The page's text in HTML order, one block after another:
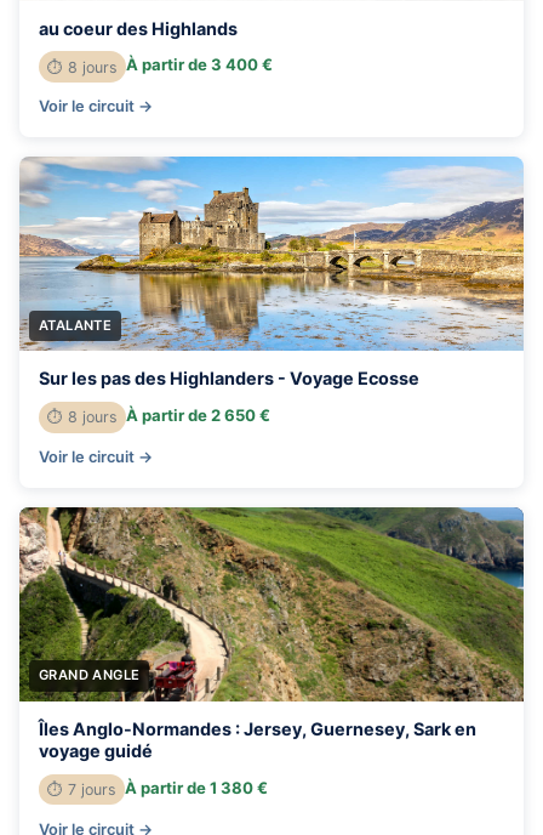
au coeur des Highlands
⏱ 8 jours À partir de 3 400 €
Voir le circuit →
ATALANTE
Sur les pas des Highlanders - Voyage Ecosse
⏱ 8 jours À partir de 2 650 €
Voir le circuit →
GRAND ANGLE
Îles Anglo-Normandes : Jersey, Guernesey, Sark en
voyage guidé
⏱ 7 jours À partir de 1 380 €
Voir le circuit →